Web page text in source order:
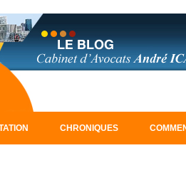
CHRONIQUES